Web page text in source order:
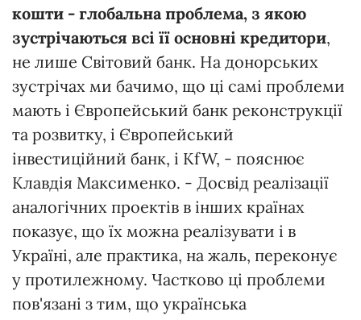
кошти - глобальна проблема, з якою
зустрічаються всі її основні кредитори,
не лише Світовий банк. На донорських
зустрічах ми бачимо, що ці самі проблеми
мають і Європейський банк реконструкції
та розвитку, і Європейський
інвестиційний банк, і KfW, - пояснює
Клавдія Максименко. - Досвід реалізації
аналогічних проектів в інших країнах
показує, що їх можна реалізувати і в
Україні, але практика, на жаль, переконує
у протилежному. Частково ці проблеми
пов'язані з тим, що українська